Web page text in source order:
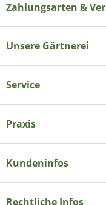
Zahlungsarten &
Unsere Gärtnerei
Service
Praxis
Kundeninfos
Rechtliche Infos